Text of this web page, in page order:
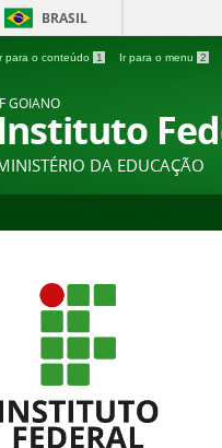
BRASIL
para o conteúdo 1 Ir para o menu 2
GOIANO
Instituto
DA EDUCAÇÃO